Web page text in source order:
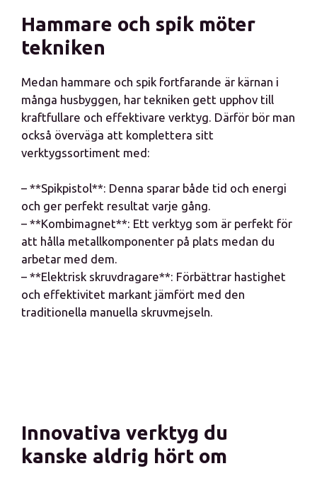
Hammare och spik möter
tekniken
Medan hammare och spik fortfarande är kärnan i
många husbyggen, har tekniken gett upphov till
kraftfullare och effektivare verktyg. Därför bör man
också överväga att komplettera sitt
verktygssortiment med:
– **Spikpistol**: Denna sparar både tid och energi
och ger perfekt resultat varje gång.
– **Kombimagnet**: Ett verktyg som är perfekt för
att hålla metallkomponenter på plats medan du
arbetar med dem.
– **Elektrisk skruvdragare**: Förbättrar hastighet
och effektivitet markant jämfört med den
traditionella manuella skruvmejseln.
Innovativa verktyg du
kanske aldrig hört om